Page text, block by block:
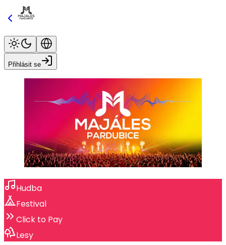
Přihlásit se
Hudba
Festival
Click to Pay
Lesy